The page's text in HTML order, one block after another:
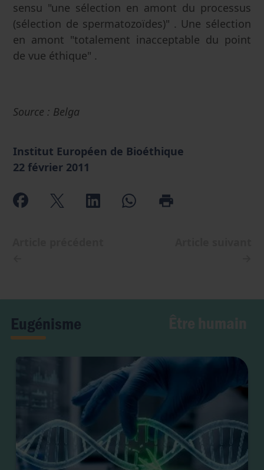
sensu "une sélection en amont du processus
(sélection de spermatozoïdes)" . Une sélection
en amont "totalement inacceptable du point
de vue éthique" .
Source : Belga
Institut Européen de Bioéthique
22 février 2011
Eugénisme